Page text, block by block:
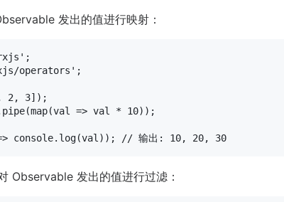
发出的值进行映射：
operators' ;
2, 3
pipe(map(val => val * 10));
console. log(val)); // 输出: 10, 20, 30
Observable 发出的值进行过滤：